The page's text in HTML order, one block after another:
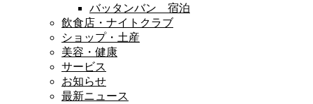
バッタンバン 宿泊
飲食店・ナイトクラブ
ショップ・土産
美容・健康
サービス
お知らせ
最新ニュース